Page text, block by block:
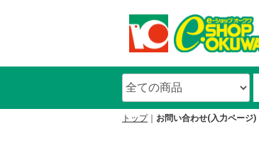
トップ お問い合わせ(入力ページ)